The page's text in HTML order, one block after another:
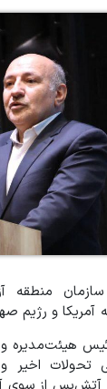
سازمان منطقه
و رژیم
هیئت‌مدیره و
تحولات